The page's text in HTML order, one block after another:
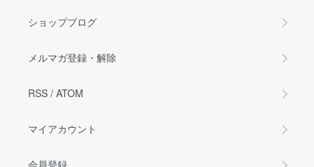
ショップブログ
メルマガ登録・解除
RSS / ATOM
マイアカウント